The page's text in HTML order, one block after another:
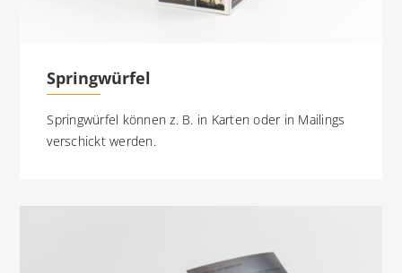
Springwürfel
Springwürfel können z. B. in Karten oder in Mailings
verschickt werden.